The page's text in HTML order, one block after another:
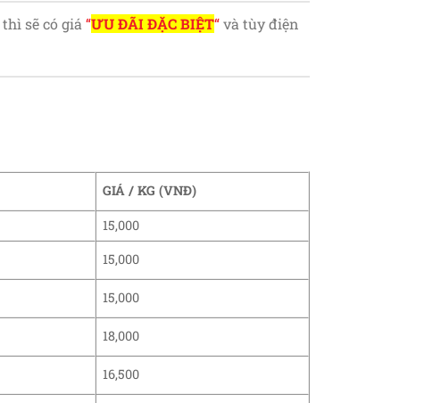
thì sẽ có giá “ƯU ĐÃI ĐẶC BIỆT“và tùy điện
GIÁ / KG (VNĐ)
15,000
15,000
15,000
18,000
16,500